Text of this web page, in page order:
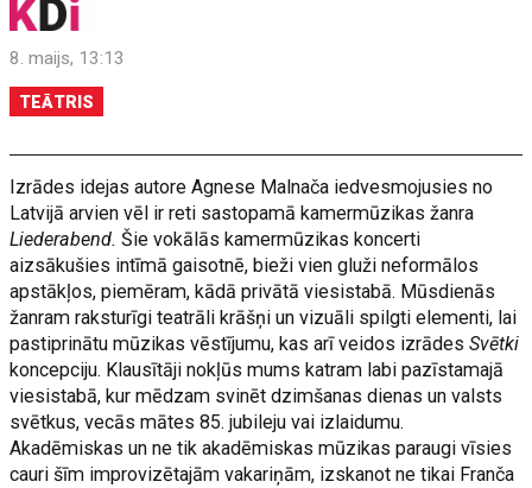
8. maijs, 13:13
TEĀTRIS
Izrādes idejas autore Agnese Malnača iedvesmojusies no
Latvijā arvien vēl ir reti sastopamā kamermūzikas žanra
Liederabend. Šie vokālās kamermūzikas koncerti
aizsākušies intīmā gaisotnē, bieži vien gluži neformālos
apstākļos, piemēram, kādā privātā viesistabā. Mūsdienās
žanram raksturīgi teatrāli krāšņi un vizuāli spilgti elementi, lai
pastiprinātu mūzikas vēstījumu, kas arī veidos izrādesSvētki
koncepciju. Klausītāji nokļūs mums katram labi pazīstamajā
viesistabā, kur mēdzam svinēt dzimšanas dienas un valsts
svētkus, vecās mātes 85. jubileju vai izlaidumu.
Akadēmiskas un ne tik akadēmiskas mūzikas paraugi vīsies
cauri šīm improvizētajām vakariņām, izskanot ne tikai Franča